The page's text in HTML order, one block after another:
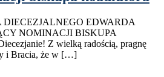
EDWARDA
NOMINACJI BISKUPA
Z wielką radością, pragnę
i Bracia, że w […]